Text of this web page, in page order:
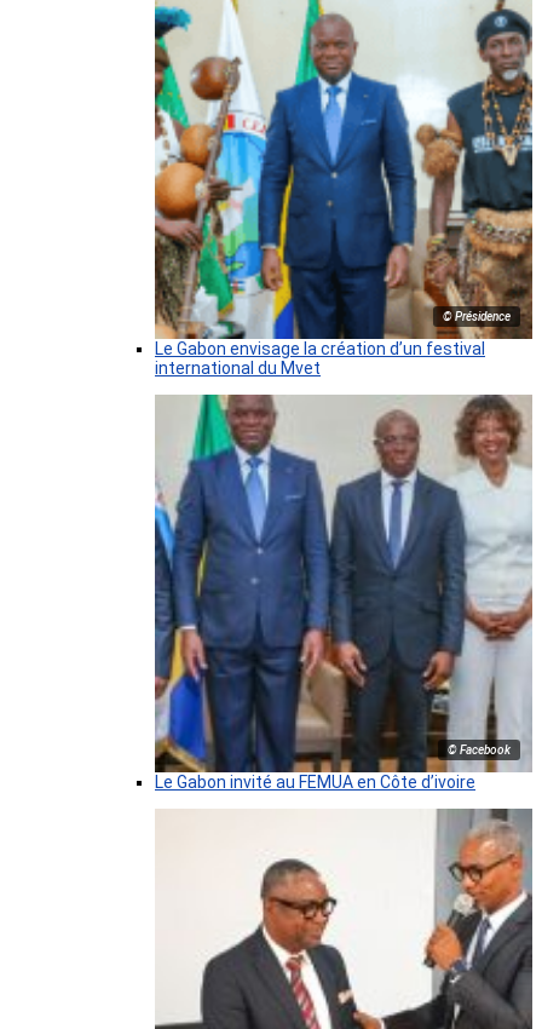
© Présidence
Le Gabon envisage la création d’un festival
international du Mvet
© Facebook
Le Gabon invité au FEMUA en Côte d’ivoire